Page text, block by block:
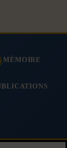
MÉMOIRE